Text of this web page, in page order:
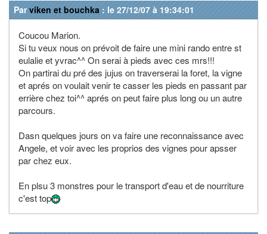
Parviken et bouchka : le 27/12/07 à 19:34:01
Coucou Marion.
Si tu veux nous on prévoit de faire une mini rando entre st
eulalie et yvrac^^ On serai à pieds avec ces mrs!!!
On partirai du pré des jujus on traverserai la foret, la vigne
et aprés on voulait venir te casser les pieds en passant par
errière chez toi^^ aprés on peut faire plus long ou un autre
parcours.
Dasn quelques jours on va faire une reconnaissance avec
Angele, et voir avec les proprios des vignes pour apsser
par chez eux.
En plsu 3 monstres pour le transport d'eau et de nourriture
c'est top